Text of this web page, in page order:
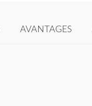
AVANTAGES